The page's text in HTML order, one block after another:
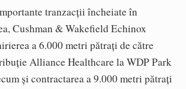
tranzacții încheiate în
Cushman & Wakefield Echinox
a 6.000 metri pătrați de către
Alliance Healthcare la WDP Park
și contractarea a 9.000 metri pătrați